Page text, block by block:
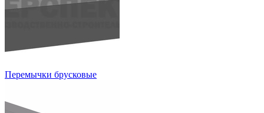
Перемычки брусковые